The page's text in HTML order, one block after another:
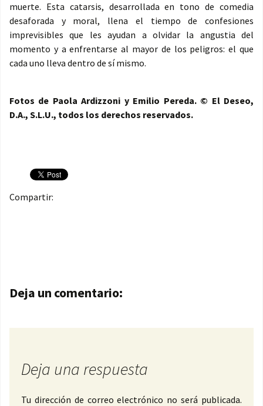
muerte. Esta catarsis, desarrollada en tono de comedia
desaforada y moral, llena el tiempo de confesiones
imprevisibles que les ayudan a olvidar la angustia del
momento y a enfrentarse al mayor de los peligros: el que
cada uno lleva dentro de sí mismo.
Fotos de Paola Ardizzoni y Emilio Pereda. © El Deseo,
D.A., S.L.U., todos los derechos reservados.
Compartir:
Navegación de entradas
Deja un comentario:
Deja una respuesta
Tu dirección de correo electrónico no será publicada.